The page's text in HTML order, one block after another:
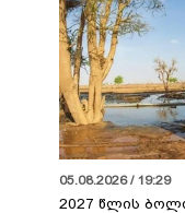
05.08.2026 / 19:29
2027 წლის